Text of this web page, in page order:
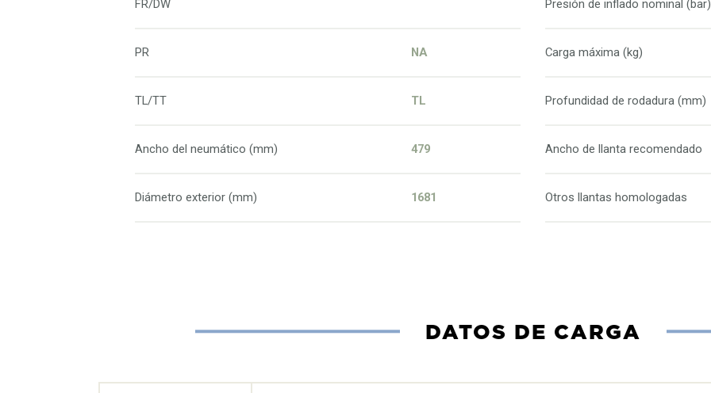
FR/DW
PR NA
TL/TT TL
Ancho del neumático (mm) 479
Diámetro exterior (mm) 1681
Presión de inflado nominal (bar)
Carga máxima (kg)
Profundidad de rodadura (mm)
Ancho de llanta recomendado
Otros llantas homologadas
DATOS DE CARGA